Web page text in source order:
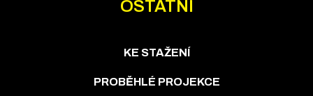
OSTATNÍ
KE STAŽENÍ
PROBĚHLÉ PROJEKCE